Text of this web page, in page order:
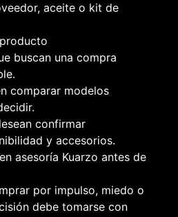
aceite o kit de
buscan una compra
comparar modelos
confirmar
y accesorios.
asesoría Kuarzo antes de
por impulso, miedo o
debe tomarse con